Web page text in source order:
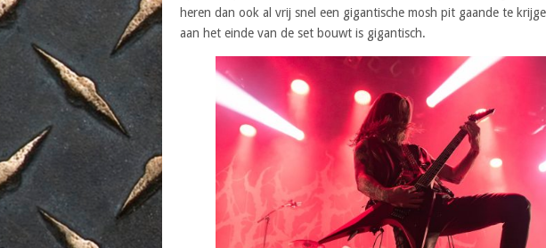
heren dan ook al vrij snel een gigantische mosh pit gaande te
aan het einde van de set bouwt is gigantisch.